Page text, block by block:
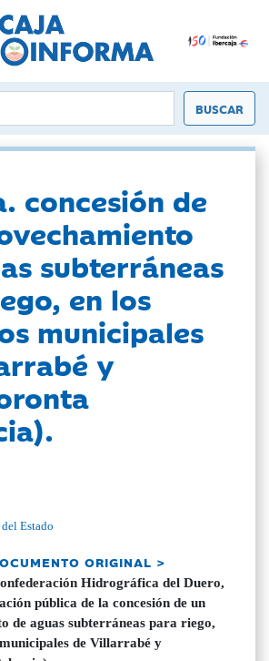
concesión de
subterráneas
en los
municipales
y
Estado
ORIGINAL >
Hidrográfica del Duero,
pública de la concesión de un
de aguas subterráneas para riego,
de Villarrabé y